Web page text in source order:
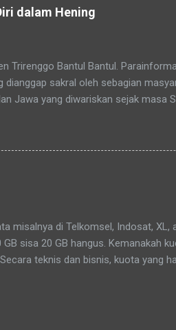
purna tugas adalah tahap akhir
alamiah untuk mengembalikan
dalam Hening
Bantul Bantul.
sakral oleh sebagian
Jawa yang diwariskan sejak masa
diri kepada Tuhan Yang Maha
tradisi yang masih lestari hingga
sama, yaitu membersihkan batin,
misalnya di Telkomsel, Indosat, XL,
sisa 20 GB hangus. Kemanakah
teknis dan bisnis, kuota yang
kuota itu sebenarnya adalah